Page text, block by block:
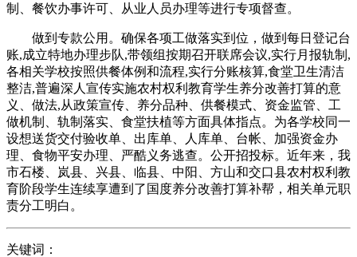
制、餐饮办事许可、从业人员办理等进行专项督查。
做到专款公用。确保各项工做落实到位，做到每日登记台
账,成立特地办理步队,带领组按期召开联席会议,实行月报轨制,
各相关学校按照供餐体例和流程,实行分账核算,食堂卫生清洁
整洁,普遍深人宣传实施农村权利教育学生养分改善打算的意
义、做法,从政策宣传、养分品种、供餐模式、资金监管、工
做机制、轨制落实、食堂扶植等方面具体指点。为各学校同一
设想送货交付验收单、出库单、人库单、台帐、加强资金办
理、食物平安办理、严酷义务逃查。公开招投标。近年来，我
市石楼、岚县、兴县、临县、中阳、方山和交口县农村权利教
育阶段学生连续享遭到了国度养分改善打算补帮，相关单元职
责分工明白。
关键词：